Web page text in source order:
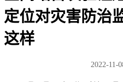
定位对灾害防治
这样
2022-11-